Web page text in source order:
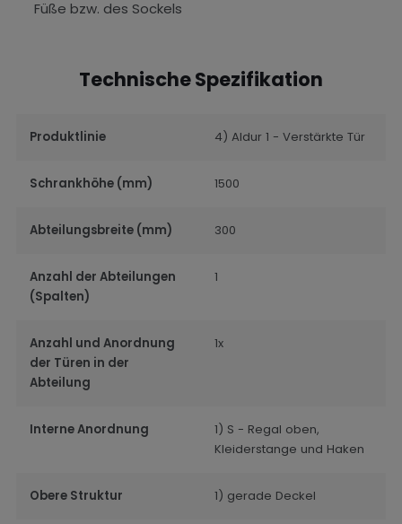
Füße bzw. des Sockels
Technische Spezifikation
Produktlinie 4) Aldur 1 - Verstärkte Tür
Schrankhöhe (mm) 1500
Abteilungsbreite (mm) 300
Anzahl der Abteilungen
(Spalten)
1
Anzahl und Anordnung
der Türen in der
Abteilung
1x
Interne Anordnung
1) S - Regal oben,
Kleiderstange und Haken
Obere Struktur 1) gerade Deckel